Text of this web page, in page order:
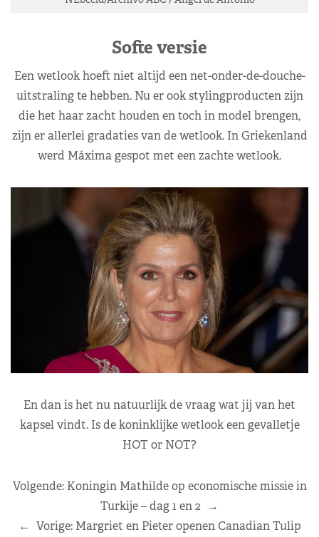
Softe versie
Een wetlook hoeft niet altijd een net-onder-de-douche-
uitstraling te hebben. Nu er ook stylingproducten zijn
die het haar zacht houden en toch in model brengen,
zijn er allerlei gradaties van de wetlook. In Griekenland
werd Máxima gespot met een zachte wetlook.
En dan is het nu natuurlijk de vraag wat jij van het
kapsel vindt. Is de koninklijke wetlook een gevalletje
HOT or NOT?
Volgende: Koningin Mathilde op economische missie in
Turkije – dag 1 en 2
→
← Vorige: Margriet en Pieter openen Canadian Tulip